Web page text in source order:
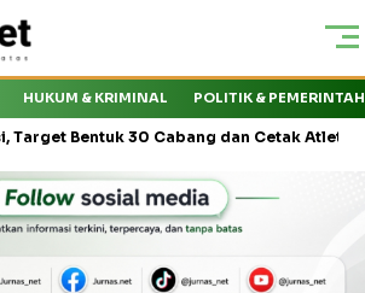
HUKUM & KRIMINAL POLITIK &
30 Cabang dan Cetak Atlet Nasional